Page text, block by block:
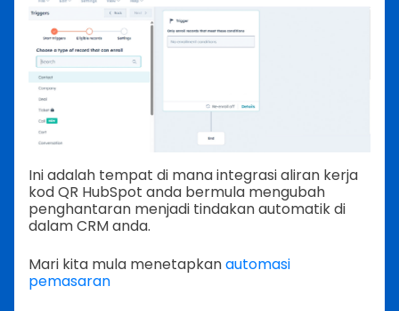
Ini adalah tempat di mana integrasi aliran kerja
kod QR HubSpot anda bermula mengubah
penghantaran menjadi tindakan automatik di
dalam CRM anda.
Mari kita mula menetapkanautomasi
pemasaran